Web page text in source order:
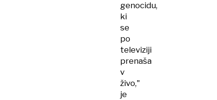
genocidu,
ki
se
po
televiziji
prenaša
v
živo,"
je